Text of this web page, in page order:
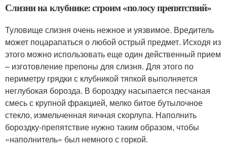
Слизни на клубнике: строим «полосу препятствий»
Туловище слизня очень нежное и уязвимое. Вредитель
может поцарапаться о любой острый предмет. Исходя из
этого можно использовать еще один действенный прием
– изготовление препоны для слизня. Для этого по
периметру грядки с клубникой тяпкой выполняется
неглубокая борозда. В бороздку насыпается песчаная
смесь с крупной фракцией, мелко битое бутылочное
стекло, измельченная яичная скорлупа. Наполнить
бороздку-препятствие нужно таким образом, чтобы
«наполнитель» был немного с горкой.